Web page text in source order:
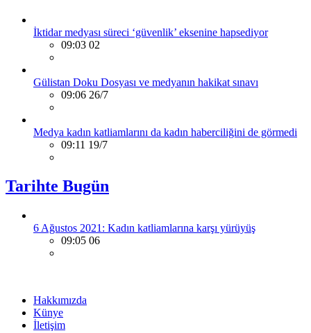
İktidar medyası süreci ‘güvenlik’ eksenine hapsediyor
09:03 02
Gülistan Doku Dosyası ve medyanın hakikat sınavı
09:06 26/7
Medya kadın katliamlarını da kadın haberciliğini de görmedi
09:11 19/7
Tarihte Bugün
6 Ağustos 2021: Kadın katliamlarına karşı yürüyüş
09:05 06
Hakkımızda
Künye
İletişim